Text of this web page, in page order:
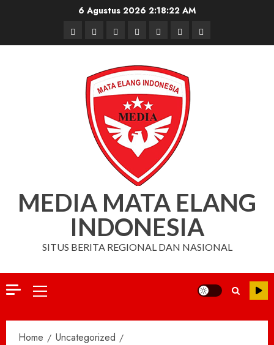
6 Agustus 2026 2:18:23 AM
BerandaNasionalDaerahHukum
dan
Kriminal
Pendidikan
Box
Redaksi
Iklan
MEDIA MATA ELANG
INDONESIA
SITUS BERITA REGIONAL DAN NASIONAL
Primary
Home
Uncategorized